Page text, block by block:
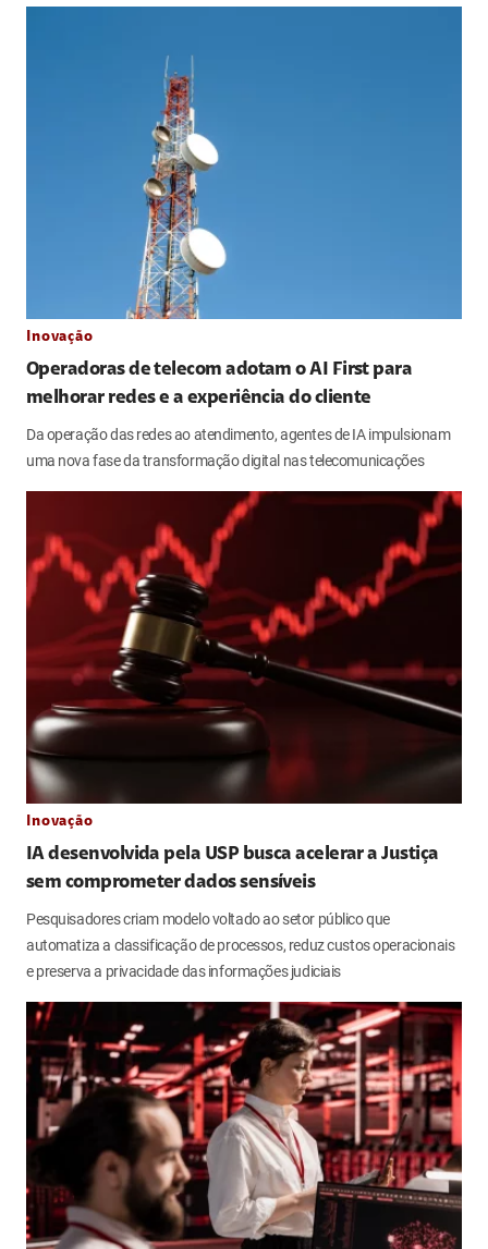
Inovação
Operadoras de telecom adotam o AI First para
melhorar redes e a experiência do cliente
Da operação das redes ao atendimento, agentes de IA impulsionam
uma nova fase da transformação digital nas telecomunicações
Inovação
IA desenvolvida pela USP busca acelerar a Justiça
sem comprometer dados sensíveis
Pesquisadores criam modelo voltado ao setor público que
automatiza a classificação de processos, reduz custos operacionais
e preserva a privacidade das informações judiciais